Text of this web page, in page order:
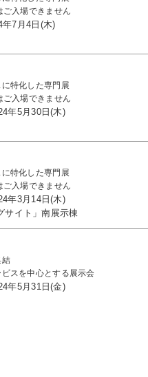
入場できません
年7月4日(木)
特化した専門展
入場できません
年5月30日(木)
特化した専門展
入場できません
年3月14日(木)
サイト」南展示棟
結
スを中心とする展示会
年5月31日(金)